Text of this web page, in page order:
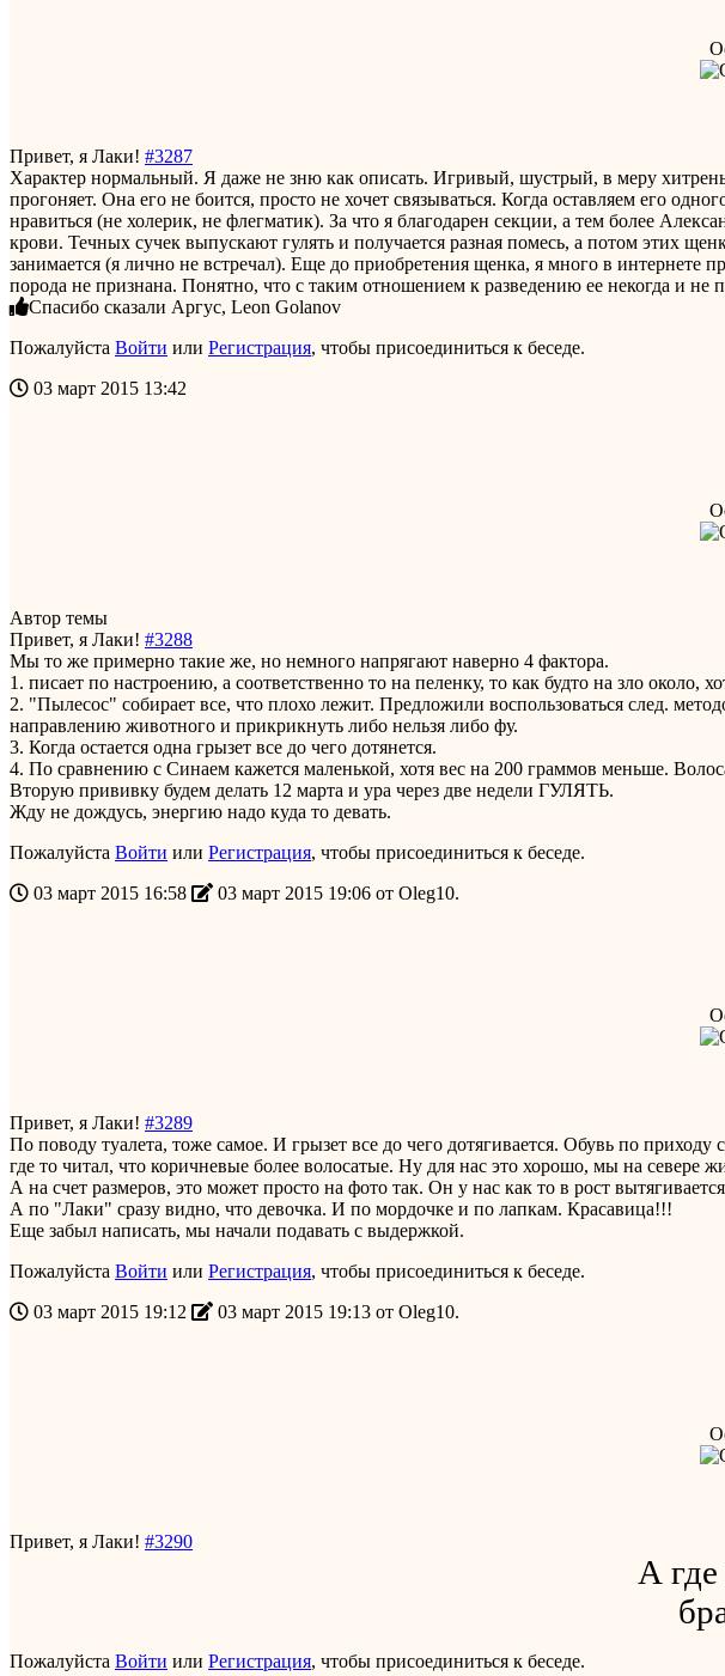
Привет, я Лаки! #3287
Характер нормальный. Я даже не зню как описать. Игривый, шустрый, в меру
прогоняет. Она его не боится, просто не хочет связываться. Когда оставляем его
нравиться (не холерик, не флегматик). За что я благодарен секции, а тем более
крови. Течных сучек выпускают гулять и получается разная помесь, а потом этих
занимается (я лично не встречал). Еще до приобретения щенка, я много в интернете
порода не признана. Понятно, что с таким отношением к разведению ее некогда и
Спасибо сказали Аргус, Leon Golanov
Пожалуйста Войти или Регистрация, чтобы присоединиться к беседе.
03 март 2015 13:42
Автор темы
Привет, я Лаки! #3288
Мы то же примерно такие же, но немного напрягают наверно 4 фактора.
1. писает по настроению, а соответственно то на пеленку, то как будто на зло около,
2. "Пылесос" собирает все, что плохо лежит. Предложили воспользоваться след.
направлению животного и прикрикнуть либо нельзя либо фу.
3. Когда остается одна грызет все до чего дотянется.
4. По сравнению с Синаем кажется маленькой, хотя вес на 200 граммов меньше.
Вторую прививку будем делать 12 марта и ура через две недели ГУЛЯТЬ.
Жду не дождусь, энергию надо куда то девать.
Пожалуйста Войти или Регистрация, чтобы присоединиться к беседе.
03 март 2015 16:58
03 март 2015 19:06 от Oleg10.
Привет, я Лаки! #3289
По поводу туалета, тоже самое. И грызет все до чего дотягивается. Обувь по
где то читал, что коричневые более волосатые. Ну для нас это хорошо, мы на севере
А на счет размеров, это может просто на фото так. Он у нас как то в рост
А по "Лаки" сразу видно, что девочка. И по мордочке и по лапкам. Красавица!!!
Еще забыл написать, мы начали подавать с выдержкой.
Пожалуйста Войти или Регистрация, чтобы присоединиться к беседе.
03 март 2015 19:12
03 март 2015 19:13 от Oleg10.
Привет, я Лаки! #3290
А
Пожалуйста Войти или Регистрация, чтобы присоединиться к беседе.